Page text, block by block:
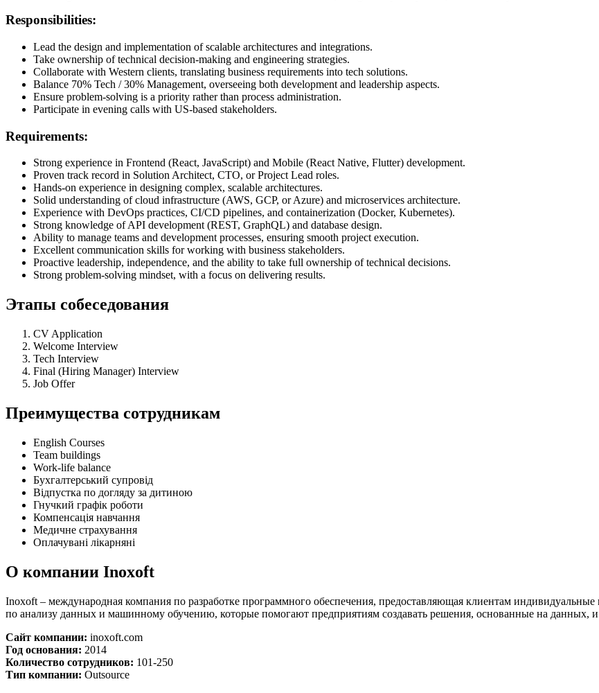
Responsibilities:
Lead the design and implementation of scalable architectures and integrations.
Take ownership of technical decision-making and engineering strategies.
Collaborate with Western clients, translating business requirements into tech solutions.
Balance 70% Tech / 30% Management, overseeing both development and leadership aspects.
Ensure problem-solving is a priority rather than process administration.
Participate in evening calls with US-based stakeholders.
Requirements:
Strong experience in Frontend (React, JavaScript) and Mobile (React Native, Flutter) development.
Proven track record in Solution Architect, CTO, or Project Lead roles.
Hands-on experience in designing complex, scalable architectures.
Solid understanding of cloud infrastructure (AWS, GCP, or Azure) and microservices architecture.
Experience with DevOps practices, CI/CD pipelines, and containerization (Docker, Kubernetes).
Strong knowledge of API development (REST, GraphQL) and database design.
Ability to manage teams and development processes, ensuring smooth project execution.
Excellent communication skills for working with business stakeholders.
Proactive leadership, independence, and the ability to take full ownership of technical decisions.
Strong problem-solving mindset, with a focus on delivering results.
Этапы собеседования
CV Application
Welcome Interview
Tech Interview
Final (Hiring Manager) Interview
Job Offer
Преимущества сотрудникам
English Courses
Team buildings
Work-life balance
Бухгалтерський супровід
Відпустка по догляду за дитиною
Гнучкий графік роботи
Компенсація навчання
Медичне страхування
Оплачувані лікарняні
О компании Inoxoft
Inoxoft – международная компания по разработке программного обеспечения, предоставляющая клиентам
по анализу данных и машинному обучению, которые помогают предприятиям создавать решения, основанные на данных, и
Сайт компании: inoxoft.com
Год основания: 2014
Количество сотрудников: 101-250
Тип компании: Outsource